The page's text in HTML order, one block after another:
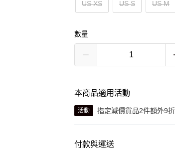
US XS US S US M
數量
本商品適用活動
活動 指定減價貨品2件額外9折
付款與運送